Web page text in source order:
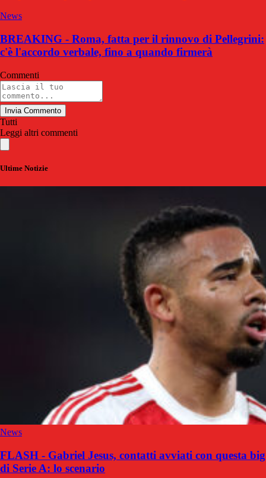
News
BREAKING - Roma, fatta per il rinnovo di Pellegrini:
c'è l'accordo verbale, fino a quando firmerà
Commenti
Invia Commento
Tutti
Leggi altri commenti
Ultime Notizie
News
FLASH - Gabriel Jesus, contatti avviati con questa big
di Serie A: lo scenario